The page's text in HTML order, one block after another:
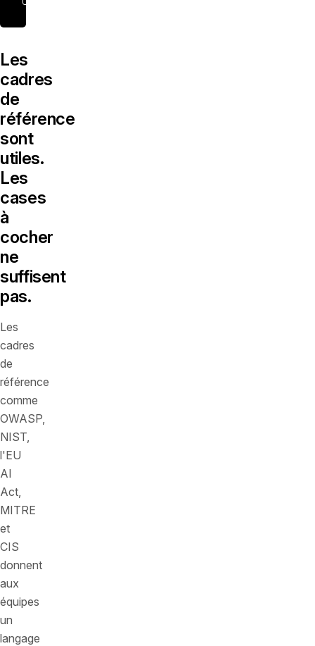
Les
cadres
de
référence
sont
utiles.
Les
cases
à
cocher
ne
suffisent
pas.
Les
cadres
de
référence
comme
OWASP,
NIST,
l'EU
AI
Act,
MITRE
et
CIS
donnent
aux
équipes
un
langage